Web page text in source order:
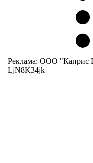
Реклама: ООО "Каприс
LjN8K34jk